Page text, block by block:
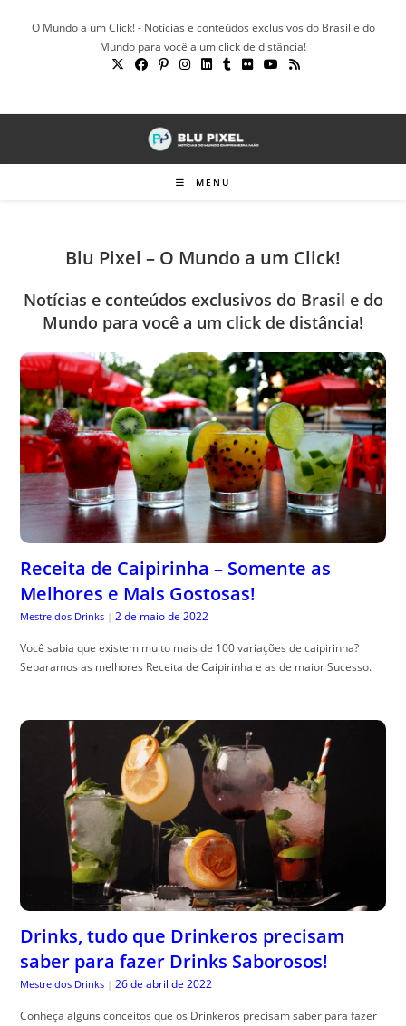
O Mundo a um Click! - Notícias e conteúdos exclusivos do Brasil e do
Mundo para você a um click de distância!
MENU
Blu Pixel – O Mundo a um Click!
Notícias e conteúdos exclusivos do Brasil e do
Mundo para você a um click de distância!
Receita de Caipirinha – Somente as
Melhores e Mais Gostosas!
Mestre dos Drinks | 2 de maio de 2022
Você sabia que existem muito mais de 100 variações de caipirinha?
Separamos as melhores Receita de Caipirinha e as de maior Sucesso.
Drinks, tudo que Drinkeros precisam
saber para fazer Drinks Saborosos!
Mestre dos Drinks | 26 de abril de 2022
Conheça alguns conceitos que os Drinkeros precisam saber para fazer